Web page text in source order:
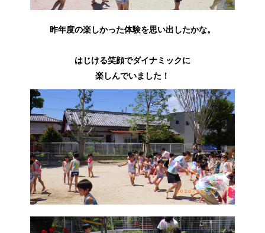
昨年度の楽しかった体験を思い出したかな。
はじける笑顔でダイナミックに
楽しんでいました！